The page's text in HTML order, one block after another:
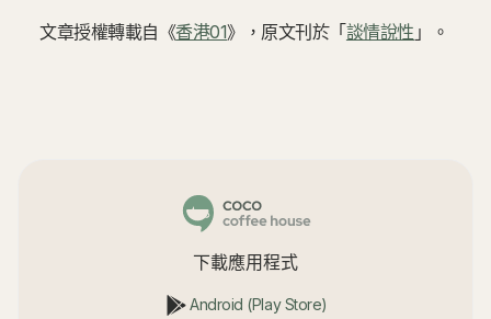
文章授權轉載自《香港01》，原文刊於「 談情說性 」。
下載應用程式
Android (Play Store)